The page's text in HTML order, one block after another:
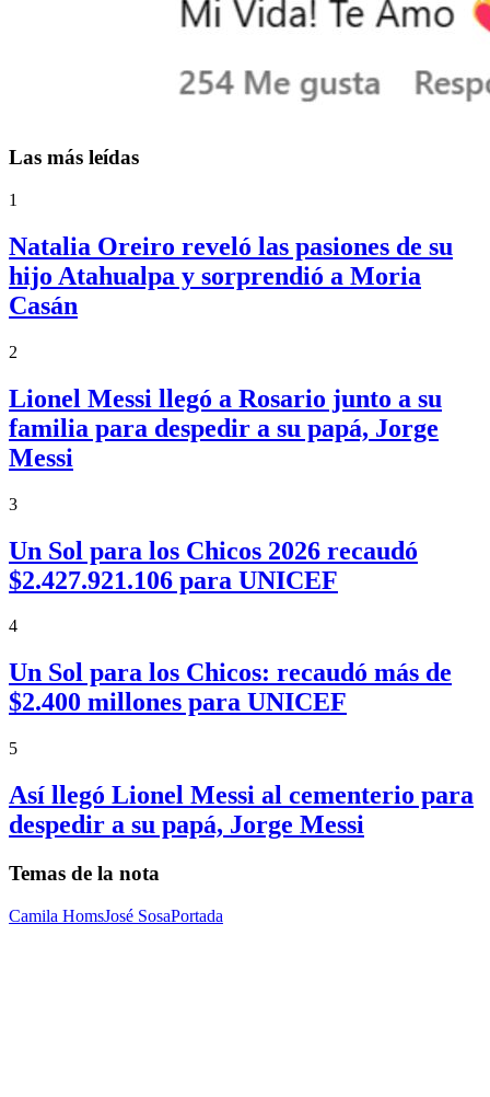
Las más leídas
1
Natalia Oreiro reveló las pasiones de su
hijo Atahualpa y sorprendió a Moria
Casán
2
Lionel Messi llegó a Rosario junto a su
familia para despedir a su papá, Jorge
Messi
3
Un Sol para los Chicos 2026 recaudó
$2.427.921.106 para UNICEF
4
Un Sol para los Chicos: recaudó más de
$2.400 millones para UNICEF
5
Así llegó Lionel Messi al cementerio para
despedir a su papá, Jorge Messi
Temas de la nota
Camila HomsJosé SosaPortada